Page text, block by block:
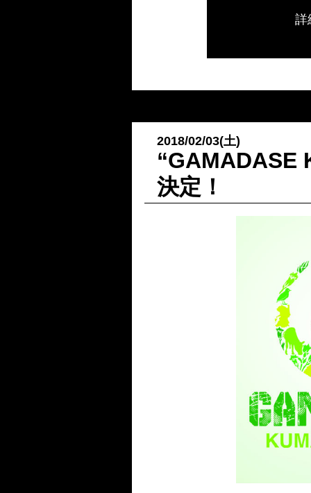
詳
2018/02/03(土)
“GAMADASE
決定！